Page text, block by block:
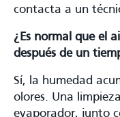
contacta a un
¿Es normal que el
después de un
Sí, la humedad
olores. Una
evaporador, junto